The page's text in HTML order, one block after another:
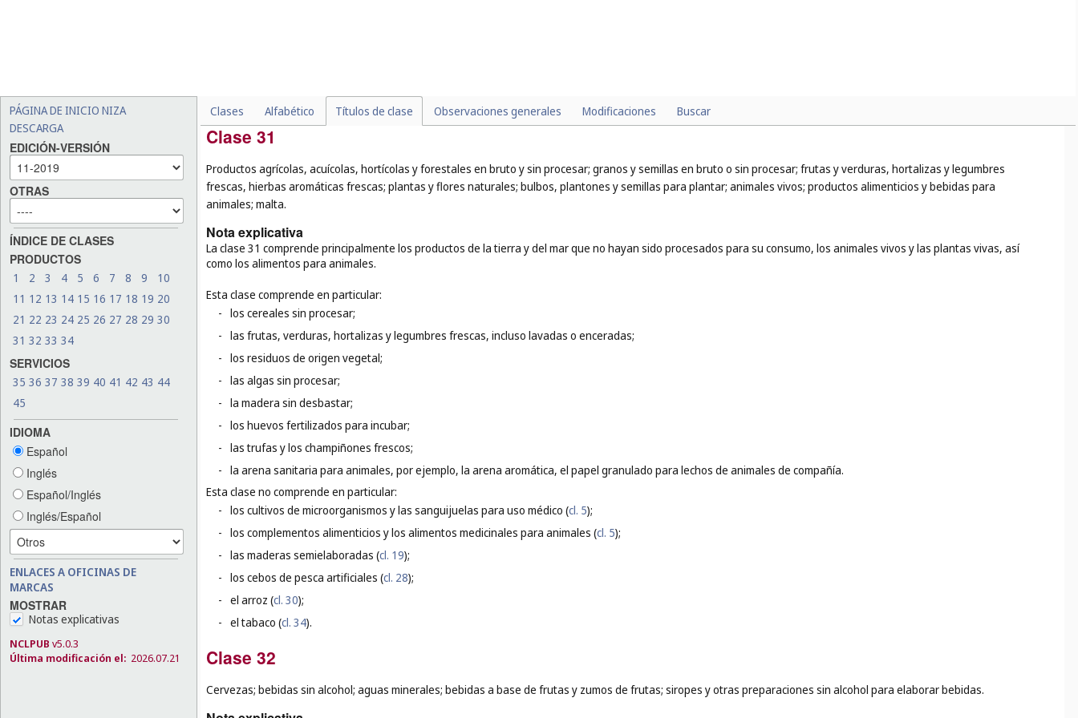
PÁGINA DE INICIO NIZA
DESCARGA
EDICIÓN-VERSIÓN
OTRAS
ÍNDICE DE CLASES
PRODUCTOS
1 2 3 4 5 6 7 8 9
10
11 12 13 14 15 16 17 18 19 20
21 22 23 24 25 26 27 28 29 30
31 32 33 34
SERVICIOS
35 36 37 38 39 40 41 42 43 44
45
IDIOMA
Español
Inglés
Español/Inglés
Inglés/Español
ENLACES A OFICINAS DE
MARCAS
MOSTRAR
Notas explicativas
NCLPUB v5.0.3
Última modificación el: 2026.07.21
Clases Alfabético Títulos de clase Observaciones generales Modificaciones Buscar
los alimentos para animales (cl. 31).
Clase 31
Productos agrícolas, acuícolas, hortícolas y forestales en bruto y sin procesar; granos y semillas en bruto o sin procesar; frutas y verduras, hortalizas y legumbres
frescas, hierbas aromáticas frescas; plantas y flores naturales; bulbos, plantones y semillas para plantar; animales vivos; productos alimenticios y bebidas para
animales; malta.
Nota explicativa
La clase 31 comprende principalmente los productos de la tierra y del mar que no hayan sido procesados para su consumo, los animales vivos y las plantas vivas, así
como los alimentos para animales.
Esta clase comprende en particular:
- los cereales sin procesar;
- las frutas, verduras, hortalizas y legumbres frescas, incluso lavadas o enceradas;
- los residuos de origen vegetal;
- las algas sin procesar;
- la madera sin desbastar;
- los huevos fertilizados para incubar;
- las trufas y los champiñones frescos;
- la arena sanitaria para animales, por ejemplo, la arena aromática, el papel granulado para lechos de animales de compañía.
Esta clase no comprende en particular:
- los cultivos de microorganismos y las sanguijuelas para uso médico (cl. 5);
- los complementos alimenticios y los alimentos medicinales para animales (cl. 5);
- las maderas semielaboradas (cl. 19);
- los cebos de pesca artificiales (cl. 28);
- el arroz (cl. 30);
- el tabaco (cl. 34).
Clase 32
Cervezas; bebidas sin alcohol; aguas minerales; bebidas a base de frutas y zumos de frutas; siropes y otras preparaciones sin alcohol para elaborar bebidas.